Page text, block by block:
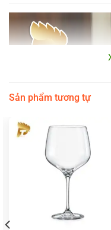
Sản phẩm tương tự